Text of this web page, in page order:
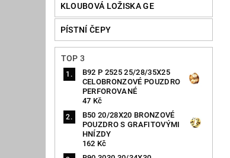
KLOUBOVÁ LOŽISKA GE
PÍSTNÍ ČEPY
TOP 3
B92 P 2525 25/28/35X25
CELOBRONZOVÉ POUZDRO
PERFOROVANÉ
47 Kč
B50 20/28X20 BRONZOVÉ
POUZDRO S GRAFITOVÝMI
HNÍZDY
162 Kč